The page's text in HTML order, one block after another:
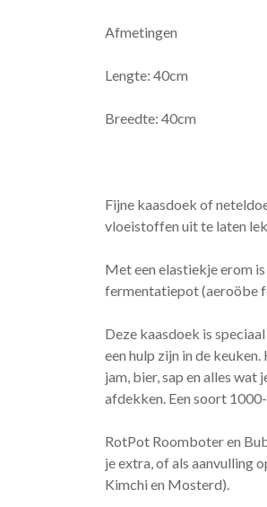
Afmetingen
Lengte: 40cm
Breedte: 40cm
Fijne kaasdoek of
vloeistoffen uit te laten
Met een elastiekje erom
fermentatiepot (aeroöbe
Deze kaasdoek is
een hulp zijn in de
jam, bier, sap en alles
afdekken. Een soort
RotPot Roomboter en
je extra, of als aanvulling
Kimchi en Mosterd).